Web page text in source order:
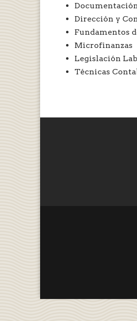
Dirección y
Fundamentos
Microfinanzas
Legislación
Técnicas